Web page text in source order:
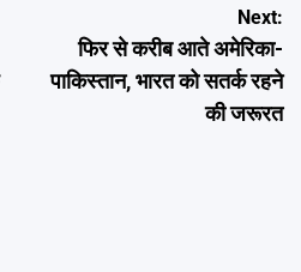
Next:
फिर से करीब आते अमेरिका-
पाकिस्तान, भारत को सतर्क रहने
की जरूरत